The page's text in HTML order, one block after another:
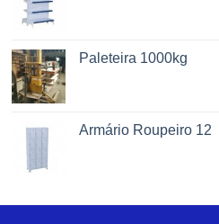
Paleteira 1000kg
Armário Roupeiro 12